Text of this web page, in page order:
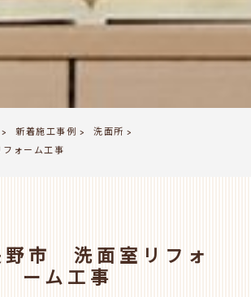
> 新着施工事例 > 洗面所 >
ォーム工事
野市 洗面室リフォ
ーム工事